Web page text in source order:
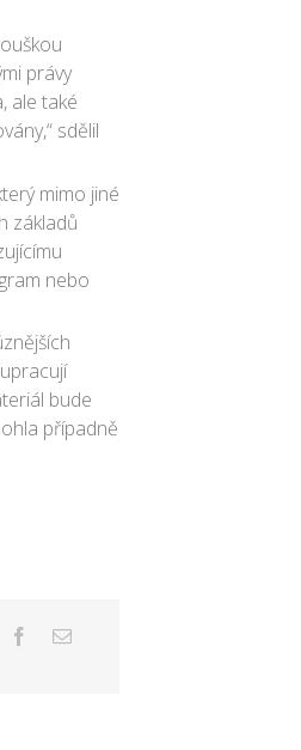
právy
ale také
sdělil
mimo jiné
základů
nebo
bude
případně